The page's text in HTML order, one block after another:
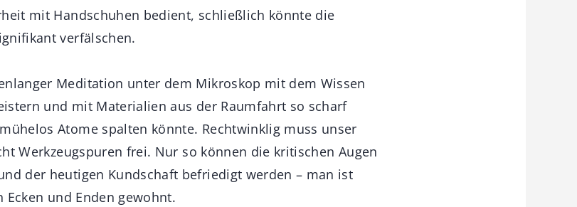
mit Handschuhen bedient, schließlich könnte die
verfälschen.
Meditation unter dem Mikroskop mit dem Wissen
und mit Materialien aus der Raumfahrt so scharf
Atome spalten könnte. Rechtwinklig muss unser
Werkzeugspuren frei. Nur so können die kritischen Augen
der heutigen Kundschaft befriedigt werden – man ist
und Enden gewohnt.